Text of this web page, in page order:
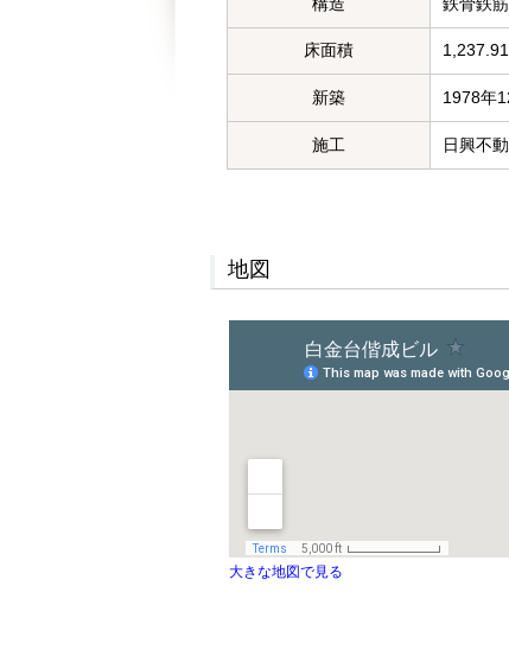
構造 鉄骨鉄
床面積
新築 1978年
施工 日興不
地図
大きな地図で見る